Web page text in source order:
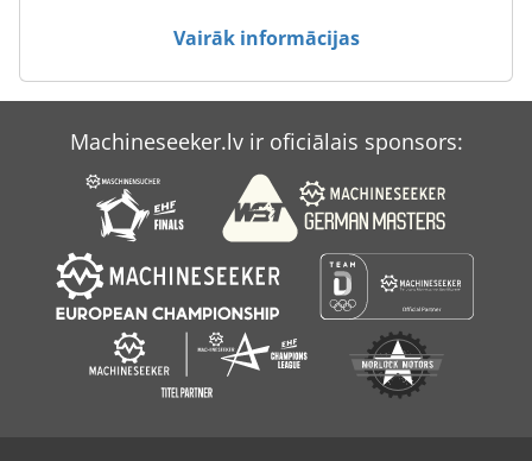
Case Ih Mx 285
Case Ih Mxm 130
Case-Ih Maxxum
Vairāk informācijas
Machineseeker.lv ir oficiālais sponsors: